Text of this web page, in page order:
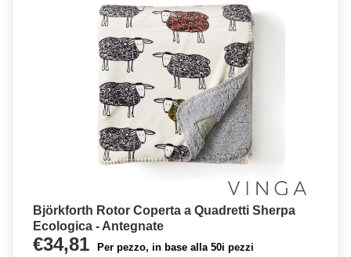
Björkforth Rotor Coperta a Quadretti Sherpa
Ecologica - Antegnate
€34,81 Per pezzo, in base alla 50i pezzi